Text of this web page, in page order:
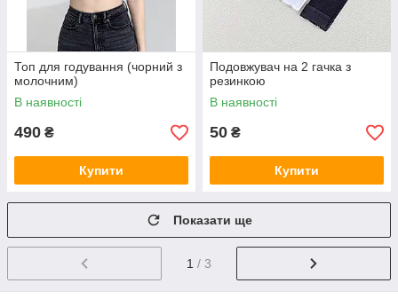
Топ для годування (чорний з
молочним)
В наявності
490 ₴
Купити
Подовжувач на 2 гачка з
резинкою
В наявності
50 ₴
Купити
Показати ще
1 / 3